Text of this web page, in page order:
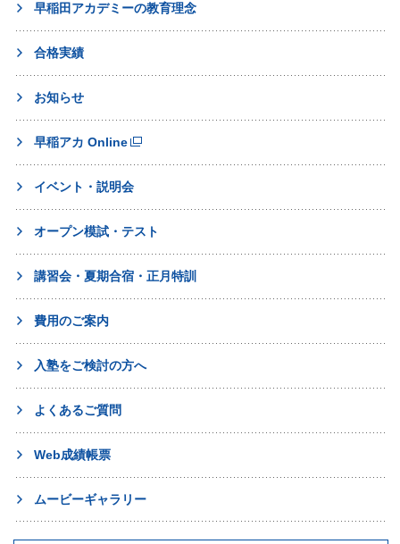
早稲田アカデミーの教育理念
合格実績
お知らせ
早稲アカ Online
イベント・説明会
オープン模試・テスト
講習会・夏期合宿・正月特訓
費用のご案内
入塾をご検討の方へ
よくあるご質問
Web成績帳票
ムービーギャラリー